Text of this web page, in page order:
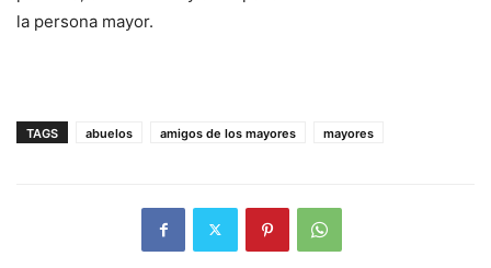
la persona mayor.
TAGS abuelos amigos de los mayores mayores